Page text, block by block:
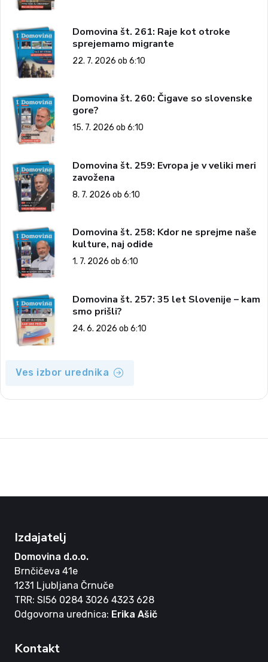
Domovina št. 261: Raje kot otroke
sprejemamo migrante
22. 7. 2026 ob 6:10
Domovina št. 260: Čigave so slovenske
gore?
15. 7. 2026 ob 6:10
Domovina št. 259: Evropa je v veliki meri
zavožena
8. 7. 2026 ob 6:10
Domovina št. 258: Kdor ne sprejme naše
kulture, naj odide
1. 7. 2026 ob 6:10
Domovina št. 257: 35 let Slovenije – kam
smo prišli?
24. 6. 2026 ob 6:10
Ves izbor urednika
Izdajatelj
Domovina d.o.o.
Brnčičeva 41e
1231 Ljubljana Črnuče
TRR: SI56 0284 3026 4323 628
Odgovorna urednica: Erika Ašič
Kontakt